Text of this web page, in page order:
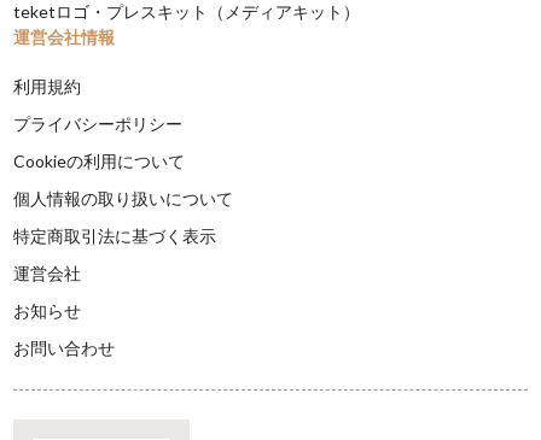
teketロゴ・プレスキット（メディアキット）
運営会社情報
利用規約
プライバシーポリシー
Cookieの利用について
個人情報の取り扱いについて
特定商取引法に基づく表示
運営会社
お知らせ
お問い合わせ